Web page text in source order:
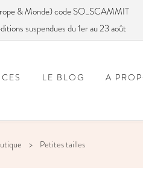
& Monde) code SO_SCAMMIT
suspendues du 1er au 23 août
LE BLOG A
Petites tailles